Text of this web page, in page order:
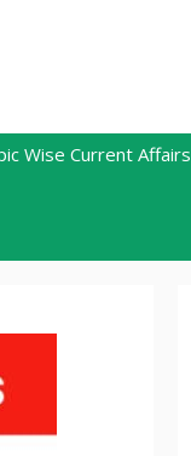
Wise Current Affairs